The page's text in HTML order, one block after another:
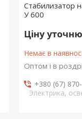
Стабилизатор
У 600
Ціну
Немає в
Оптом і в
+380 (67)
Электрика,